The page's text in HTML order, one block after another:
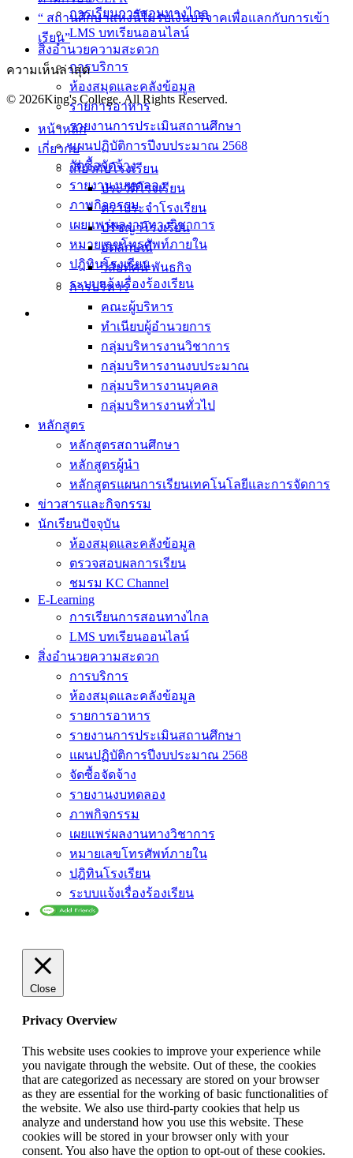
การเรียนการสอนทางไกล
LMS บทเรียนออนไลน์
สิ่งอำนวยความสะดวก
การบริการ
ห้องสมุดและคลังข้อมูล
รายการอาหาร
รายงานการประเมินสถานศึกษา
แผนปฏิบัติการปีงบประมาณ 2568
จัดซื้อจัดจ้าง
รายงานงบทดลอง
ภาพกิจกรรม
เผยแพร่ผลงานทางวิชาการ
หมายเลขโทรศัพท์ภายใน
ปฎิทินโรงเรียน
ระบบแจ้งเรื่องร้องเรียน
“ สถานศึกษาแห่งนี้ไม่รับเงินบริจาคเพื่อแลกกับการเข้า
เรียน”
ความเห็นล่าสุด
© 2026King's College. All Rights Reserved.
หน้าหลัก
เกี่ยวกับ
เกี่ยวกับโรงเรียน
ประวัติโรงเรียน
ตราประจำโรงเรียน
ปรัชญาโรงเรียน
อัตลักษณ์
วิสัยทัศน์ พันธกิจ
การบริหาร
คณะผู้บริหาร
ทำเนียบผู้อำนวยการ
กลุ่มบริหารงานวิชาการ
กลุ่มบริหารงานงบประมาณ
กลุ่มบริหารงานบุคคล
กลุ่มบริหารงานทั่วไป
หลักสูตร
หลักสูตรสถานศึกษา
หลักสูตรผู้นำ
หลักสูตรแผนการเรียนเทคโนโลยีและการจัดการ
ข่าวสารและกิจกรรม
นักเรียนปัจจุบัน
ห้องสมุดและคลังข้อมูล
ตรวจสอบผลการเรียน
ชมรม KC Channel
E-Learning
การเรียนการสอนทางไกล
LMS บทเรียนออนไลน์
สิ่งอำนวยความสะดวก
การบริการ
ห้องสมุดและคลังข้อมูล
รายการอาหาร
รายงานการประเมินสถานศึกษา
แผนปฏิบัติการปีงบประมาณ 2568
จัดซื้อจัดจ้าง
รายงานงบทดลอง
ภาพกิจกรรม
เผยแพร่ผลงานทางวิชาการ
หมายเลขโทรศัพท์ภายใน
ปฎิทินโรงเรียน
ระบบแจ้งเรื่องร้องเรียน
Close
Privacy Overview
This website uses cookies to improve your experience while
you navigate through the website. Out of these, the cookies
that are categorized as necessary are stored on your browser
as they are essential for the working of basic functionalities of
the website. We also use third-party cookies that help us
analyze and understand how you use this website. These
cookies will be stored in your browser only with your
consent. You also have the option to opt-out of these cookies.